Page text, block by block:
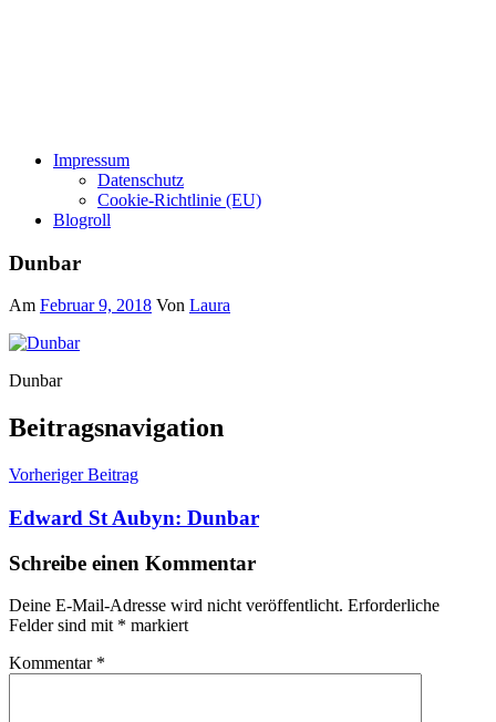
Impressum
Datenschutz
Cookie-Richtlinie (EU)
Blogroll
Dunbar
Am Februar 9, 2018 Von Laura
Dunbar
Beitragsnavigation
Vorheriger Beitrag
Edward St Aubyn: Dunbar
Schreibe einen Kommentar
Deine E-Mail-Adresse wird nicht veröffentlicht. Erforderliche
Felder sind mit * markiert
Kommentar *